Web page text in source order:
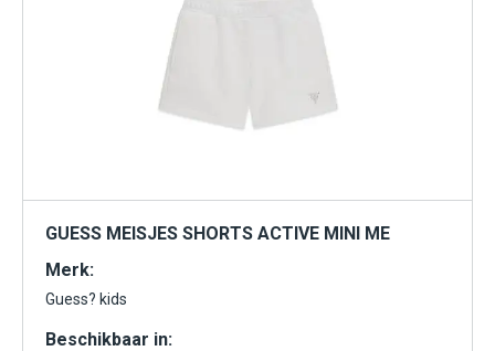
GUESS MEISJES SHORTS ACTIVE MINI ME
Merk:
Guess? kids
Beschikbaar in: